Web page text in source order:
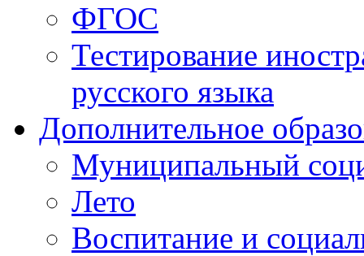
ФГОС
Тестирование
русского языка
Дополнительное
Муниципальный
Лето
Воспитание и